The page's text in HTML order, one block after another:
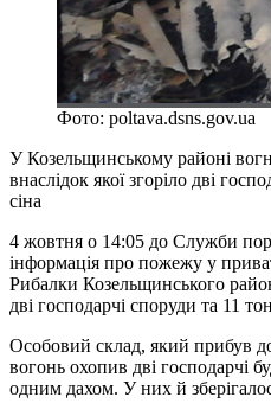
Фото: poltava.dsns.gov.ua
У Козельщинському районі
внаслідок якої згоріло дві
сіна
4 жовтня о 14:05 до Служби
інформація про пожежу у
Рибалки Козельщинського
дві господарчі споруди та 11
Особовий склад, який прибув
вогонь охопив дві господарчі
одним дахом. У них й